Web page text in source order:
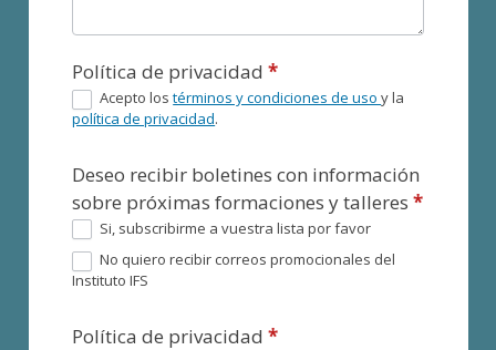
Política de privacidad*
Acepto lostérminos y condiciones de usoy la
política de privacidad.
Deseo recibir boletines con información
sobre próximas formaciones y talleres*
Si, subscribirme a vuestra lista por favor
No quiero recibir correos promocionales del
Instituto IFS
Política de privacidad*